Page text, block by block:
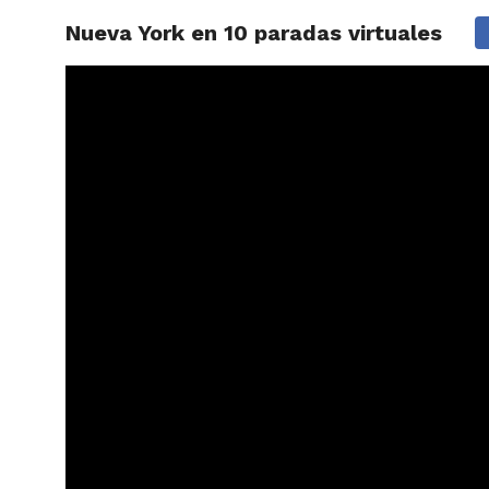
Nueva York en 10 paradas virtuales